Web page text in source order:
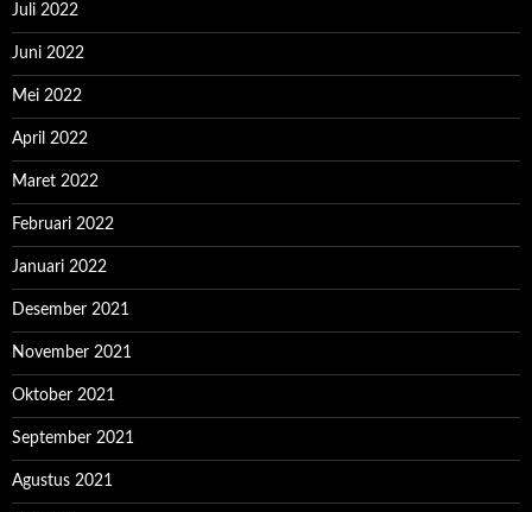
Juli 2022
Juni 2022
Mei 2022
April 2022
Maret 2022
Februari 2022
Januari 2022
Desember 2021
November 2021
Oktober 2021
September 2021
Agustus 2021